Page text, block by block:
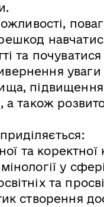
та
уваги
також
та коректної
у
та
створення